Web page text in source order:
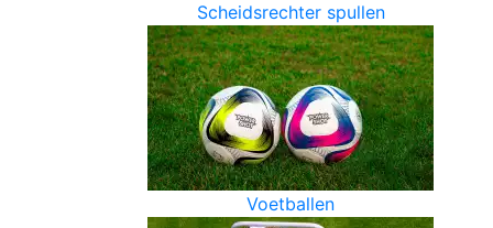
Scheidsrechter spullen
Voetballen